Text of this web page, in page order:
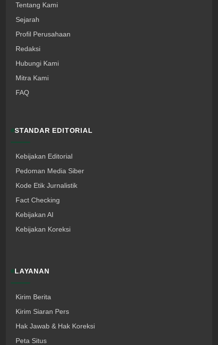
Tentang Kami
Sejarah
Profil Perusahaan
Redaksi
Hubungi Kami
Mitra Kami
FAQ
STANDAR EDITORIAL
Kebijakan Editorial
Pedoman Media Siber
Kode Etik Jurnalistik
Fact Checking
Kebijakan AI
Kebijakan Koreksi
LAYANAN
Kirim Berita
Kirim Siaran Pers
Hak Jawab & Hak Koreksi
Peta Situs